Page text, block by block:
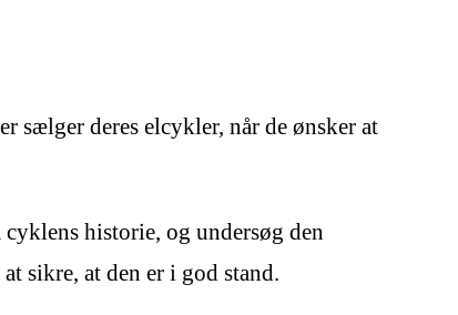
sælger deres elcykler, når de ønsker at
historie, og undersøg den
sikre, at den er i god stand.